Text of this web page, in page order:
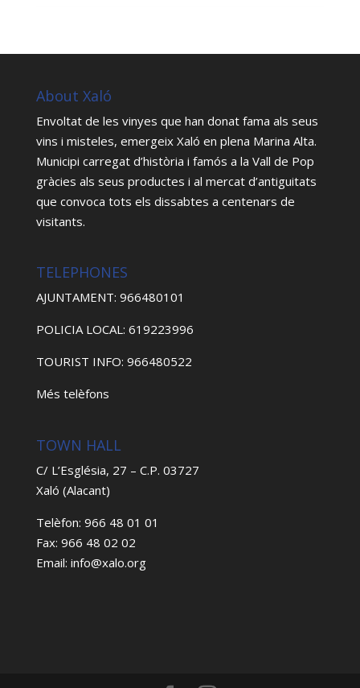
About Xaló
Envoltat de les vinyes que han donat fama als seus
vins i misteles, emergeix Xaló en plena Marina Alta.
Municipi carregat d’història i famós a la Vall de Pop
gràcies als seus productes i al mercat d’antiguitats
que convoca tots els dissabtes a centenars de
visitants.
TELEPHONES
AJUNTAMENT: 966480101
POLICIA LOCAL: 619223996
TOURIST INFO: 966480522
Més telèfons
TOWN HALL
C/ L’Església, 27 – C.P. 03727
Xaló (Alacant)
Telèfon: 966 48 01 01
Fax: 966 48 02 02
Email: info@xalo.org